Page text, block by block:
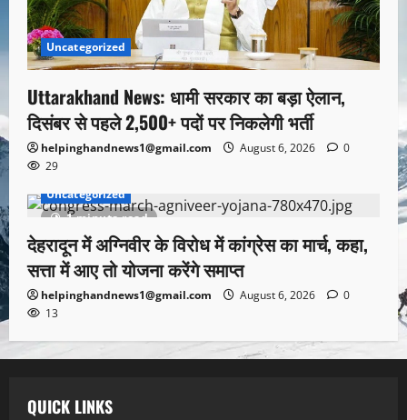
Uncategorized
Uttarakhand News: धामी सरकार का बड़ा ऐलान,
दिसंबर से पहले 2,500+ पदों पर निकलेगी भर्ती
helpinghandnews1@gmail.com August 6, 2026
0
29
1 minute read
Uncategorized
देहरादून में अग्निवीर के विरोध में कांग्रेस का मार्च, कहा,
सत्ता में आए तो योजना करेंगे समाप्त
helpinghandnews1@gmail.com August 6, 2026
0
13
QUICK LINKS